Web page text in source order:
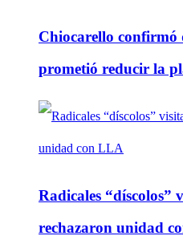
Chiocarello confirmó
prometió reducir la
Radicales “díscolos”
rechazaron unidad